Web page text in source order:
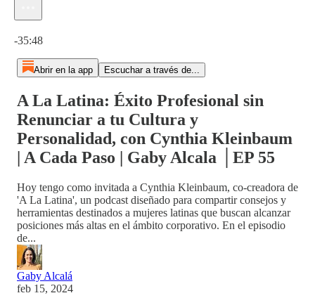
-35:48
Abrir en la app Escuchar a través de...
A La Latina: Éxito Profesional sin
Renunciar a tu Cultura y
Personalidad, con Cynthia Kleinbaum
| A Cada Paso | Gaby Alcala │EP 55
Hoy tengo como invitada a Cynthia Kleinbaum, co-creadora de
'A La Latina', un podcast diseñado para compartir consejos y
herramientas destinados a mujeres latinas que buscan alcanzar
posiciones más altas en el ámbito corporativo. En el episodio
de...
Gaby Alcalá
feb 15, 2024